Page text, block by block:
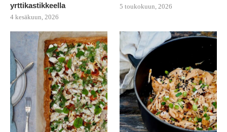
yrttikastikkeella
4 kesäkuun, 2026
5 toukokuun, 2026